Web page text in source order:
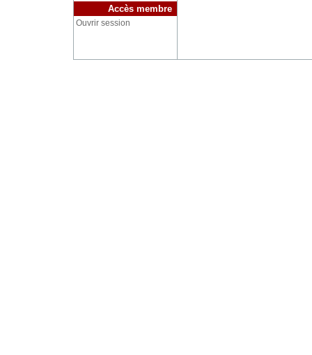
Accès membre
Ouvrir session